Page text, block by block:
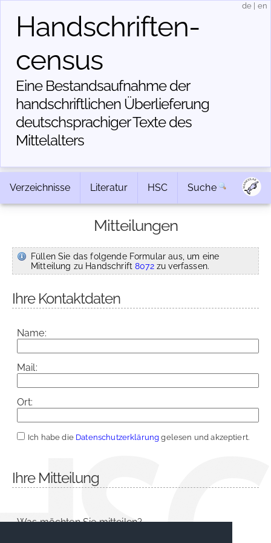
Handschriften­
census
Eine Bestandsaufnahme der
handschriftlichen Über­lieferung
deutschsprachiger Texte des
Mittelalters
de en
Verzeichnisse Literatur HSC Suche
Mitteilungen
Füllen Sie das folgende Formular aus, um eine
Mitteilung zu Handschrift8072zu verfassen.
Ihre Kontaktdaten
Name:
Mail:
Ort:
Ich habe die Datenschutzerklärung gelesen und akzeptiert.
Ihre Mitteilung
Was möchten Sie mitteilen?